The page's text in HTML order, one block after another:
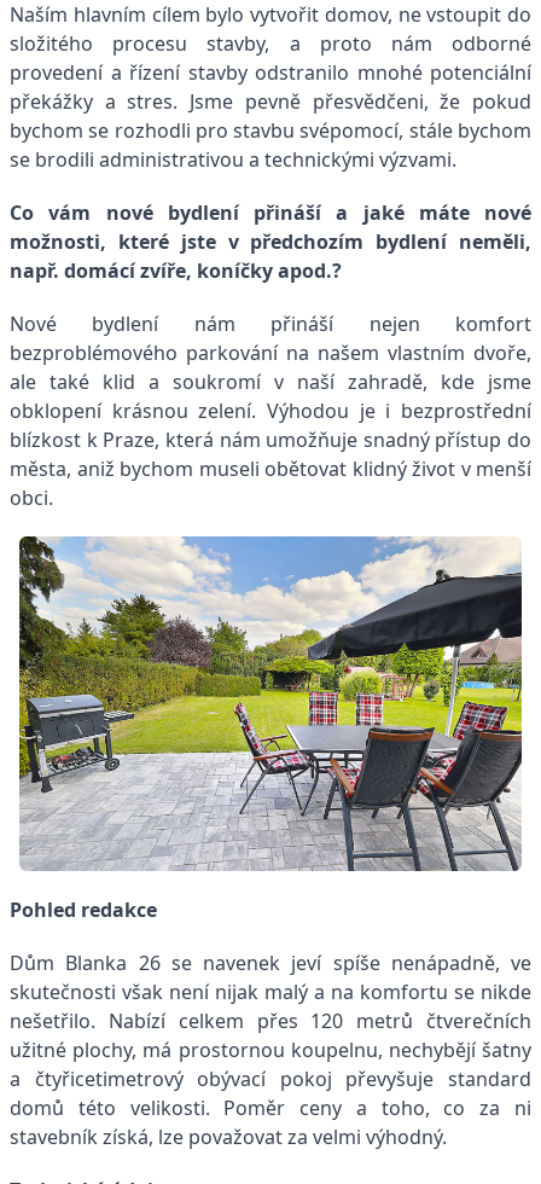
Naším hlavním cílem bylo vytvořit domov, ne vstoupit do
složitého procesu stavby, a proto nám odborné
provedení a řízení stavby odstranilo mnohé potenciální
překážky a stres. Jsme pevně přesvědčeni, že pokud
bychom se rozhodli pro stavbu svépomocí, stále bychom
se brodili administrativou a technickými výzvami.
Co vám nové bydlení přináší a jaké máte nové
možnosti, které jste v předchozím bydlení neměli,
např. domácí zvíře, koníčky apod.?
Nové bydlení nám přináší nejen komfort
bezproblémového parkování na našem vlastním dvoře,
ale také klid a soukromí v naší zahradě, kde jsme
obklopení krásnou zelení. Výhodou je i bezprostřední
blízkost k Praze, která nám umožňuje snadný přístup do
města, aniž bychom museli obětovat klidný život v menší
obci.
Pohled redakce
Dům Blanka 26 se navenek jeví spíše nenápadně, ve
skutečnosti však není nijak malý a na komfortu se nikde
nešetřilo. Nabízí celkem přes 120 metrů čtverečních
užitné plochy, má prostornou koupelnu, nechybějí šatny
a čtyřicetimetrový obývací pokoj převyšuje standard
domů této velikosti. Poměr ceny a toho, co za ni
stavebník získá, lze považovat za velmi výhodný.